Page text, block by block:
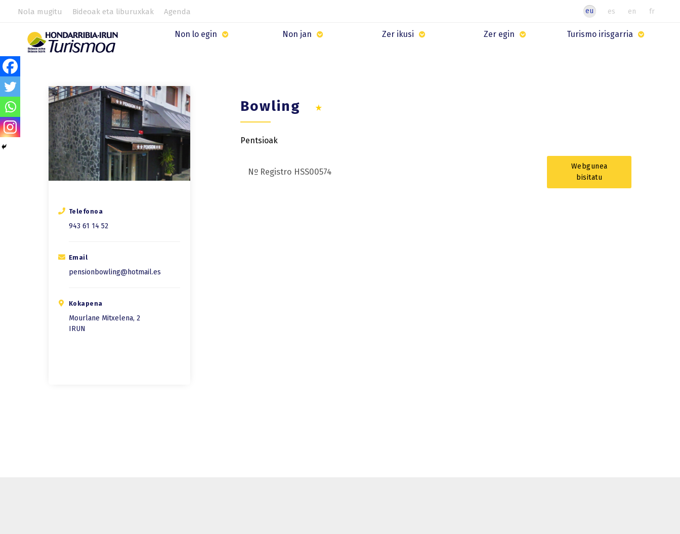
Nola mugitu Bideoak eta liburuxkak Agenda es
eu fr
en
Non lo egin Non jan Zer ikusi Zer egin Turismo irisgarria
Telefonoa
943 61 14 52
Email
pensionbowling@hotmail.es
Kokapena
Mourlane Mitxelena, 2
IRUN
Bowling
Pentsioak
Nº Registro HSS00574
Webgunea
bisitatu